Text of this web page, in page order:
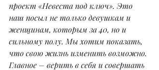
проект «Невеста под ключ». Это
наш посыл не только девушкам и
женщинам, которым за 40, но и
сильному полу. Мы хотим показать,
что свою жизнь изменить возможно.
Главное – верить в себя и совершать